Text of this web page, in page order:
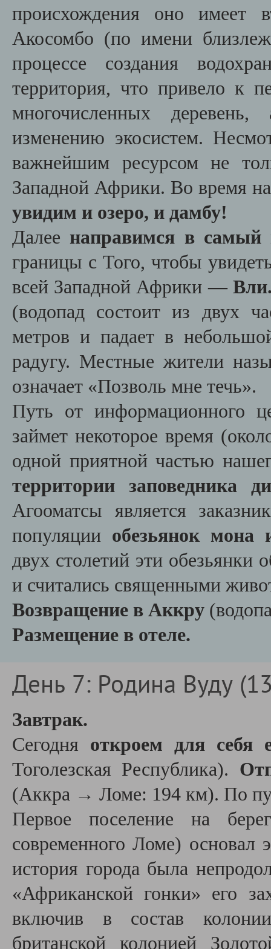
происхождения оно имеет
Акосомбо (по имени
процессе создания
территория, что привело к
многочисленных
изменению экосистем.
важнейшим ресурсом не
Западной Африки. Во время
увидим и озеро, и дамбу!
Далее направимся в
границы с Того, чтобы
всей Западной Африки —
(водопад состоит из двух
метров и падает в
радугу. Местные жители
означает «Позволь мне течь».
Путь от информационного
займет некоторое время
одной приятной частью
территории заповедника
Агооматсы является
популяции обезьянок мона
двух столетий эти обезьянки
и считались священными
Возвращение в Аккру
Размещение в отеле.
День 7: Родина Вуду
Завтрак.
Сегодня откроем для
Тоголезская Республика).
(Аккра → Ломе: 194 км). По
Первое поселение на
современного Ломе)
история города была
«Африканской гонки» его
включив в состав
британской колонией